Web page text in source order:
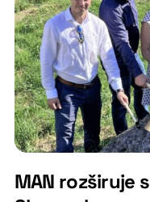
MAN rozširuje